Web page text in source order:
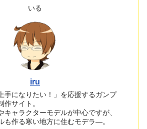
いる
iru
手になりたい！」を応援するガンプ
作サイト。
キャラクターモデルが中心ですが、
も作る寒い地方に住むモデラ―。